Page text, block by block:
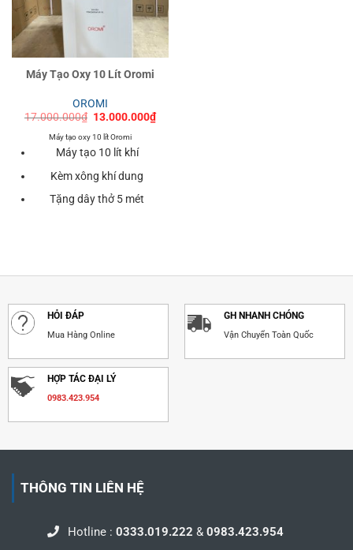
Máy Tạo Oxy 10 Lít Oromi
OROMI
17.000.000₫ Giá
là:
17.000.000₫.
13.000.000₫Giá
hiện
Máy tạo oxy 10 lít Oromi
Máy tạo 10 lít khí
Kèm xông khí dung
Tặng dây thở 5 mét
HỎI ĐÁP
Mua Hàng Online
GH NHANH CHÓNG
Vận Chuyển Toàn Quốc
HỢP TÁC ĐẠI LÝ
0983.423.954
THÔNG TIN LIÊN HỆ
Hotline : 0333.019.222 & 0983.423.954